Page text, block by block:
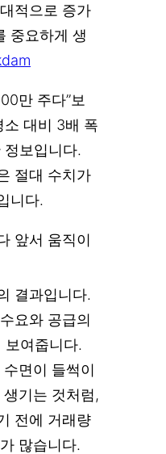
적으로 증가
중요하게 생
만 주다”보
소 대비 3배 폭
정보입니다.
절대 수치가
니다.
앞서 움직이
결과입니다.
요와 공급의
보여줍니다.
면이 들썩이
기는 것처럼,
전에 거래량
많습니다.